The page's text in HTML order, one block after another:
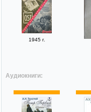
1945 г.
Аудиокниги: